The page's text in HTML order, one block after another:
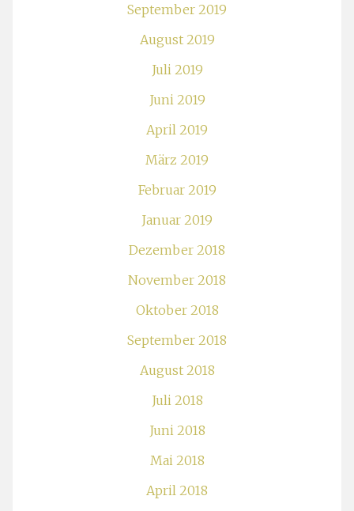
September 2019
August 2019
Juli 2019
Juni 2019
April 2019
März 2019
Februar 2019
Januar 2019
Dezember 2018
November 2018
Oktober 2018
September 2018
August 2018
Juli 2018
Juni 2018
Mai 2018
April 2018